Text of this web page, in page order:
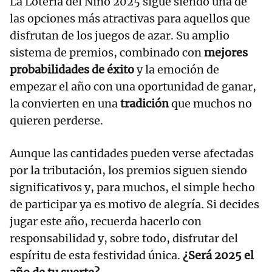
las opciones más atractivas para aquellos que
disfrutan de los juegos de azar. Su amplio
sistema de premios, combinado conmejores
probabilidades de éxitoy la emoción de
empezar el año con una oportunidad de ganar,
la convierten en unatradiciónque muchos no
quieren perderse.
Aunque las cantidades pueden verse afectadas
por la tributación, los premios siguen siendo
significativos y, para muchos, el simple hecho
de participar ya es motivo de alegría. Si decides
jugar este año, recuerda hacerlo con
responsabilidad y, sobre todo, disfrutar del
espíritu de esta festividad única. ¿Será 2025 el